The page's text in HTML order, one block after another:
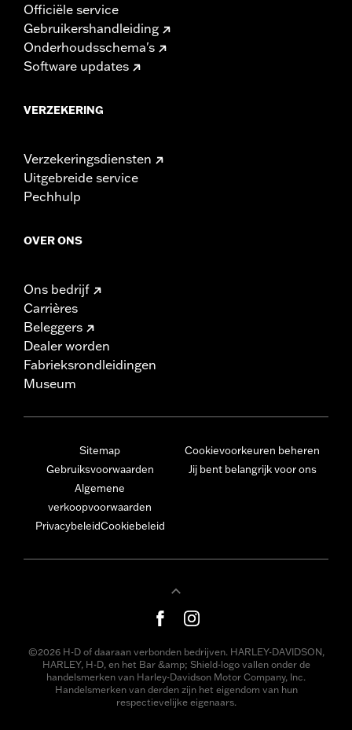
Officiële service
Gebruikershandleiding
Onderhoudsschema's
Software updates
VERZEKERING
Verzekeringsdiensten
Uitgebreide service
Pechhulp
OVER ONS
Ons bedrijf
Carrières
Beleggers
Dealer worden
Fabrieksrondleidingen
Museum
Sitemap
Gebruiksvoorwaarden
Algemene
verkoopvoorwaarden
PrivacybeleidCookiebeleid
Cookievoorkeuren beheren
Jij bent belangrijk voor ons
©2026 H-D of daaraan verbonden bedrijven. HARLEY-DAVIDSON,
HARLEY, H-D, en het Bar &amp; Shield-logo vallen onder de
handelsmerken van Harley-Davidson Motor Company, Inc.
Handelsmerken van derden zijn het eigendom van hun
respectievelijke eigenaars.